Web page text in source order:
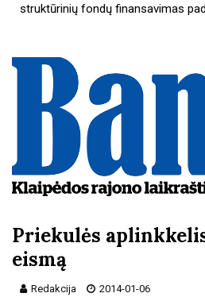
struktūrinių fondų finansavimas
Priekulės
eismą
Redakcija 2014-01-06